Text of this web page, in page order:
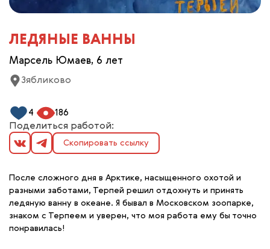
ЛЕДЯНЫЕ ВАННЫ
Марсель Юмаев, 6 лет
Зябликово
4 186
Поделиться работой:
Скопировать ссылку
После сложного дня в Арктике, насыщенного охотой и
разными заботами, Терпей решил отдохнуть и принять
ледяную ванну в океане. Я бывал в Московском зоопарке,
знаком с Терпеем и уверен, что моя работа ему бы точно
понравилась!